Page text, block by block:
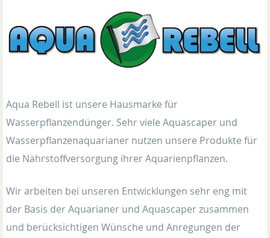
Aqua Rebell ist unsere Hausmarke für
Wasserpflanzendünger. Sehr viele Aquascaper und
Wasserpflanzenaquarianer nutzen unsere Produkte für
die Nährstoffversorgung ihrer Aquarienpflanzen.
Wir arbeiten bei unseren Entwicklungen sehr eng mit
der Basis der Aquarianer und Aquascaper zusammen
und berücksichtigen Wünsche und Anregungen der